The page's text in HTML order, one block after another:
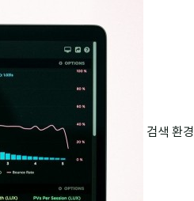
검색 환경